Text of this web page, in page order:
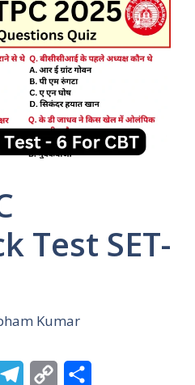
Test SET-
Kumar